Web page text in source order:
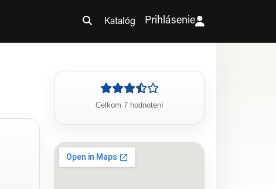
Katalóg Prihlásenie
Celkom 7 hodnotení